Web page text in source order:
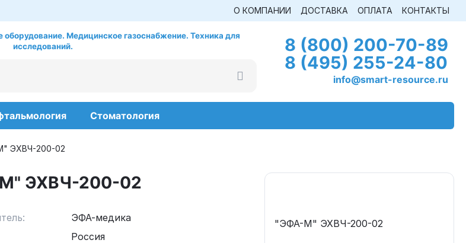
О КОМПАНИИ ДОСТАВКА ОПЛАТА КОНТАКТЫ
Медицинское газоснабжение. Техника для
исследований.
8 (800) 200-70-89
8 (495) 255-24-80
info@smart-resource.ru
Стоматология
ЭХВЧ-200-02
ЭХВЧ-200-02
ЭФА-медика
Россия
"ЭФА-М" ЭХВЧ-200-02